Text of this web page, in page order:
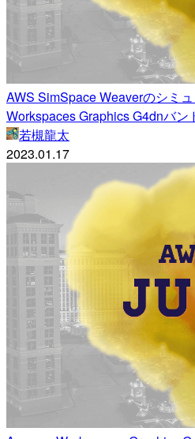
AWS SimSpace Weaverのシミ
Workspaces Graphics G4dnバン
若槻龍太
2023.01.17